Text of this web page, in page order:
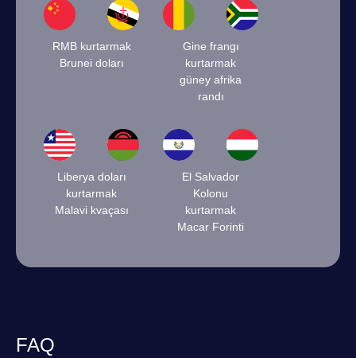
RMB kurtarmak
Brunei doları
Gine frangı
kurtarmak
güney afrika
randı
Liberya doları
kurtarmak
Malavi kvaçası
El Salvador
Kolonu
kurtarmak
Macar Forinti
FAQ